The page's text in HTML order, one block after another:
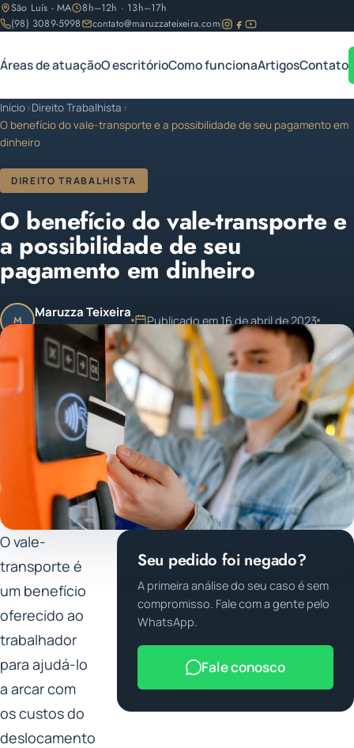
São Luís - MA
8h–12h · 13h–17h
(98) 3089-5998
contato@maruzzateixeira.com
Áreas de atuaçãoO escritórioComo funcionaArtigosContato
Início›Direito Trabalhista ›
O benefício do vale-transporte e a possibilidade de seu pagamento em
dinheiro
DIREITO TRABALHISTA
O benefício do vale-transporte e
a possibilidade de seu
pagamento em dinheiro
M Maruzza Teixeira
OAB/MA 11.810
Publicado em 16 de abril de 2023
1 min de leitura
O vale-
transporte é
um benefício
oferecido ao
trabalhador
para ajudá-lo
a arcar com
os custos do
deslocamento
Seu pedido foi negado?
A primeira análise do seu caso é sem
compromisso. Fale com a gente pelo
WhatsApp.
Fale conosco